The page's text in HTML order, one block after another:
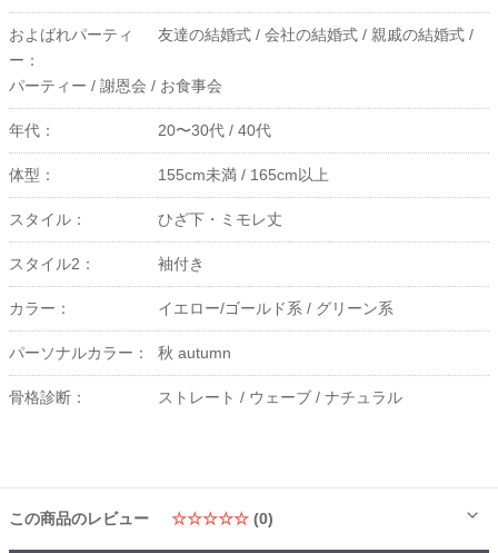
およばれパーティ
ー：
友達の結婚式 / 会社の結婚式 / 親戚の結婚式 /
パーティー / 謝恩会 / お食事会
年代： 20〜30代 / 40代
体型： 155cm未満 / 165cm以上
スタイル： ひざ下・ミモレ丈
スタイル2： 袖付き
カラー： イエロー/ゴールド系 / グリーン系
パーソナルカラー： 秋 autumn
骨格診断： ストレート / ウェーブ / ナチュラル
この商品のレビュー ☆☆☆☆☆ (0)